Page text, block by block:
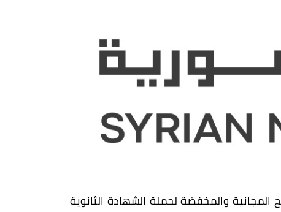
والمخفضة لحملة الشهادة الثانوية